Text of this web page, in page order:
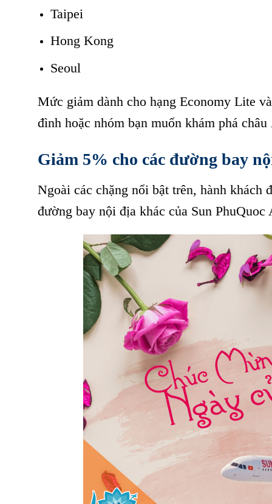
Taipei
Hong Kong
Seoul
Mức giảm dành cho hạng Economy Lite
đình hoặc nhóm bạn muốn khám phá
Giảm 5% cho các đường bay
Ngoài các chặng nổi bật trên, hành khách
đường bay nội địa khác của Sun